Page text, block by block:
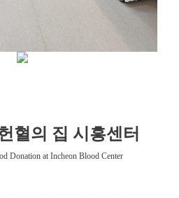
혈의 집 시흥센터
Donation at Incheon Blood Center